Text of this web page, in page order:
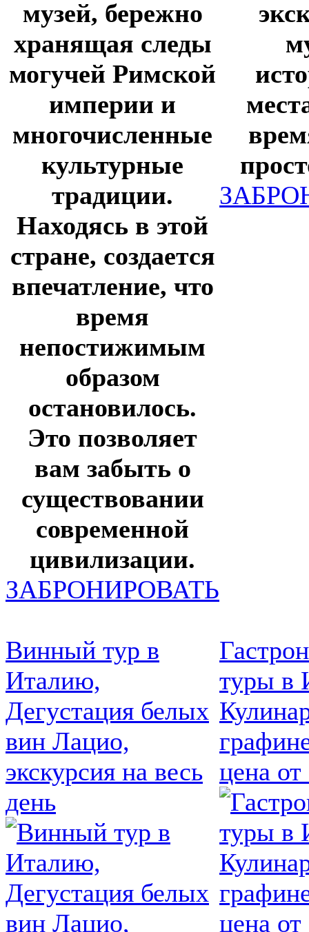
музей, бережно
хранящая следы
могучей Римской
империи и
многочисленные
культурные
традиции.
Находясь в этой
стране, создается
впечатление, что
время
непостижимым
образом
остановилось.
Это позволяет
вам забыть о
существовании
современной
цивилизации.
ЗАБРОНИРОВАТЬ
Винный тур в
Италию,
Дегустация белых
вин Лацио,
экскурсия на весь
день
туры в
цена